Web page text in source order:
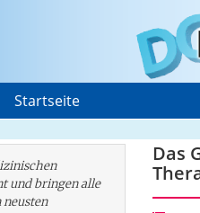
Startseite
und bringen alle
Das